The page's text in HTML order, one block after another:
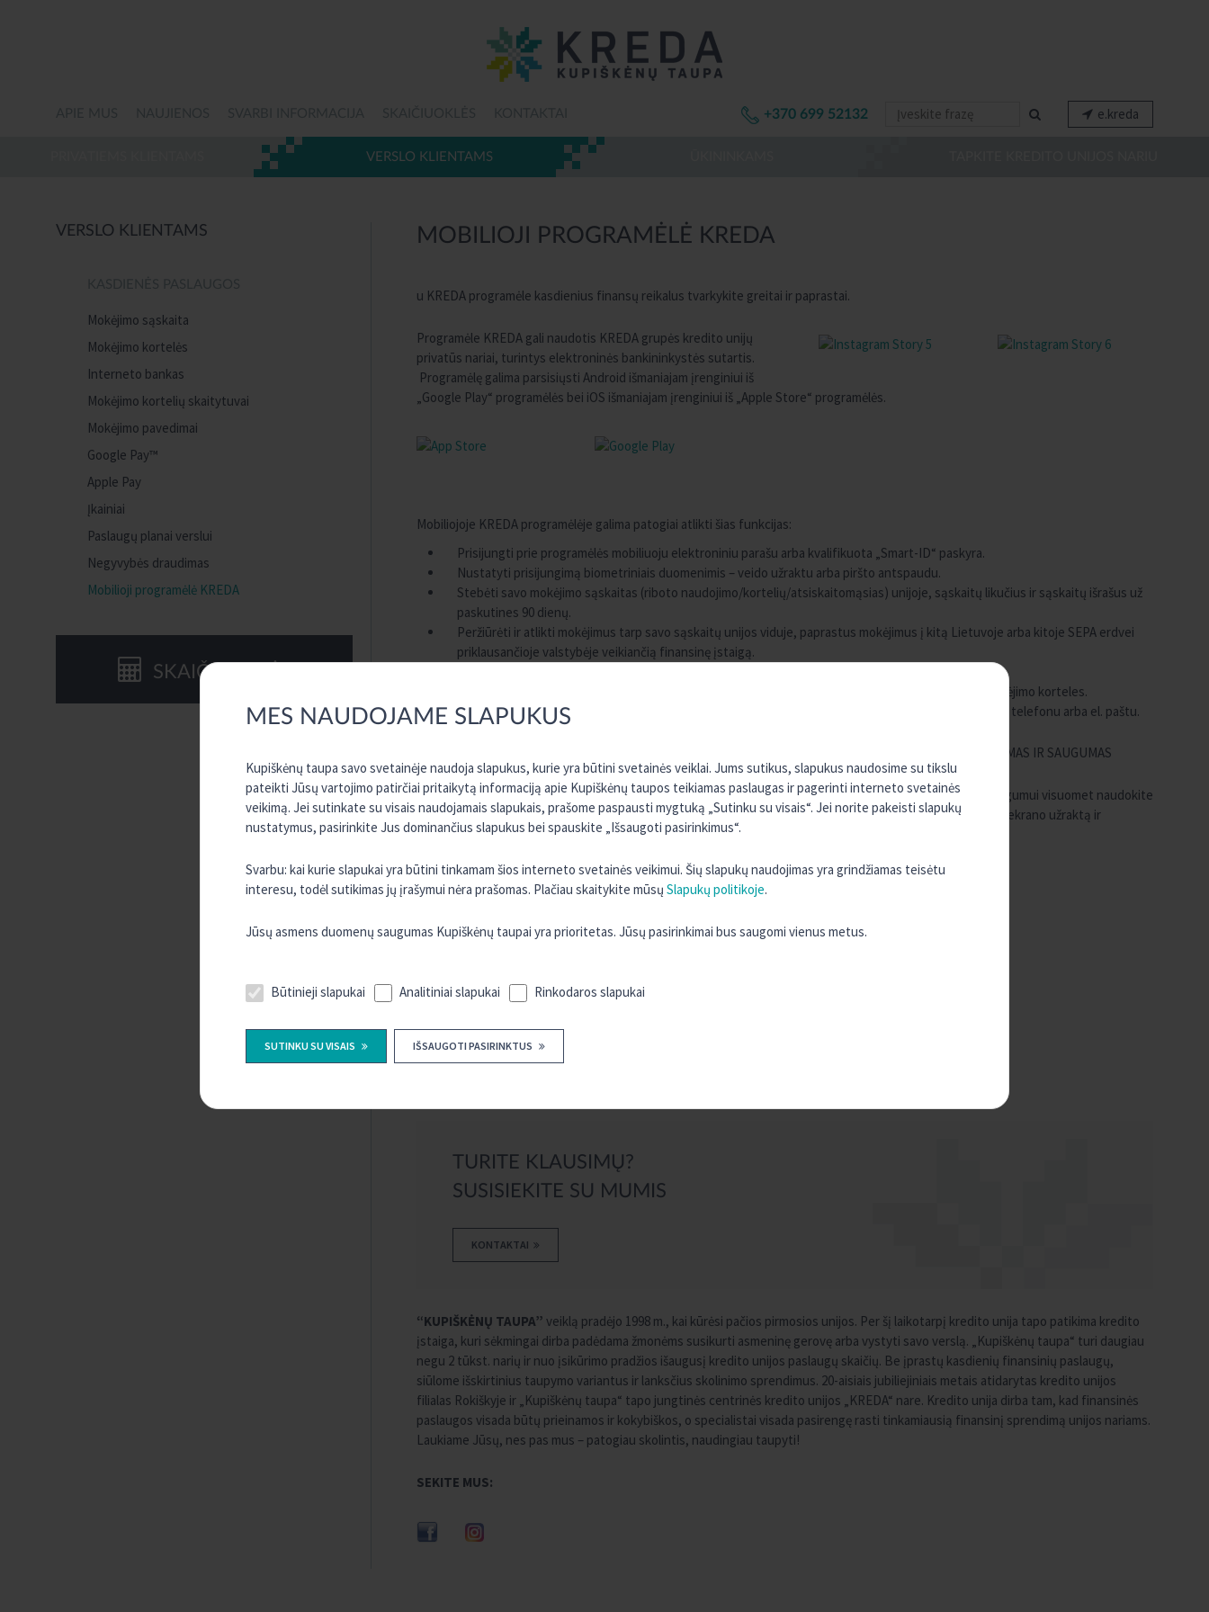
MES NAUDOJAME SLAPUKUS
Kupiškėnų taupa savo svetainėje naudoja slapukus, kurie yra būtini svetainės veiklai. Jums sutikus, slapukus naudosime su tikslu
pateikti Jūsų vartojimo patirčiai pritaikytą informaciją apie Kupiškėnų taupos teikiamas paslaugas ir pagerinti interneto svetainės
veikimą. Jei sutinkate su visais naudojamais slapukais, prašome paspausti mygtuką „Sutinku su visais“. Jei norite pakeisti slapukų
nustatymus, pasirinkite Jus dominančius slapukus bei spauskite „Išsaugoti pasirinkimus“.
Svarbu: kai kurie slapukai yra būtini tinkamam šios interneto svetainės veikimui. Šių slapukų naudojimas yra grindžiamas teisėtu
interesu, todėl sutikimas jų įrašymui nėra prašomas. Plačiau skaitykite mūsų Slapukų politikoje.
Jūsų asmens duomenų saugumas Kupiškėnų taupai yra prioritetas. Jūsų pasirinkimai bus saugomi vienus metus.
Būtinieji slapukai Analitiniai slapukai Rinkodaros slapukai
SUTINKU SU VISAIS IŠSAUGOTI PASIRINKTUS
+370 699 52132 e.kreda
VERSLO KLIENTAMS
MOBILIOJI PROGRAMĖLĖ KREDA
u KREDA programėle kasdienius finansų reikalus tvarkykite greitai ir paprastai.
Programėle KREDA gali naudotis KREDA grupės kredito unijų
privatūs nariai, turintys elektroninės bankininkystės sutartis.
Programėlę galima parsisiųsti Android išmaniajam įrenginiui iš
„Google Play“ programėlės bei iOS išmaniajam įrenginiui iš „Apple Store“ programėlės.
Mobiliojoje KREDA programėlėje galima patogiai atlikti šias funkcijas:
Prisijungti prie programėlės mobiliuoju elektroniniu parašu arba kvalifikuota „Smart-ID“ paskyra.
Nustatyti prisijungimą biometriniais duomenimis – veido užraktu arba piršto antspaudu.
Stebėti savo mokėjimo sąskaitas (riboto naudojimo/kortelių/atsiskaitomąsias) unijoje, sąskaitų likučius ir sąskaitų išrašus už
paskutines 90 dienų.
Peržiūrėti ir atlikti mokėjimus tarp savo sąskaitų unijos viduje, paprastus mokėjimus į kitą Lietuvoje arba kitoje SEPA erdvei
priklausančioje valstybėje veikiančią finansinę įstaigą.
Peržiūrėti ir nustatyti mokėjimo kortelių limitus, nustatyti kortelių funkcionalumus bei blokuoti mokėjimo korteles.
Kilus klausimams dėl programėlės naudojimo, susisiekti su savo unija programėlės dalyje „Kontaktai“ telefonu arba el. paštu.
PRIVATUMAS IR SAUGUMAS
Jūsų saugumui visuomet naudokite
telefono ekrano užraktą ir
nesidalinkite prisijungimo kodais. Savo telefone neišsaugokite kitų asmenų biometrinių duomenų.
ATSILIEPIMAI
TURITE KLAUSIMŲ?
SUSISIEKITE SU MUMIS
KONTAKTAI
“KUPIŠKĖNŲ TAUPA” veiklą pradėjo 1998 m., kai kūrėsi pačios pirmosios unijos. Per šį laikotarpį kredito unija tapo patikima kredito
įstaiga, kuri sėkmingai dirba padėdama žmonėms susikurti asmeninę gerovę arba vystyti savo verslą. „Kupiškėnų taupa“ turi daugiau
negu 2 tūkst. narių ir nuo įsikūrimo pradžios išaugusį kredito unijos paslaugų skaičių. Be įprastų kasdienių finansinių paslaugų,
siūlome išskirtinius taupymo variantus ir lanksčius skolinimo sprendimus. 20-aisiais jubiliejiniais metais atidarytas kredito unijos
filialas Rokiškyje ir „Kupiškėnų taupa“ tapo jungtinės centrinės kredito unijos „KREDA“ nare. Kredito unija dirba tam, kad finansinės
paslaugos visada būtų prieinamos ir kokybiškos, o specialistai visada pasirengę rasti tinkamiausią finansinį sprendimą unijos nariams.
Laukiame Jūsų, nes pas mus – patogiau skolintis, naudingiau taupyti!
SEKITE MUS:
VERSLO KLIENTAMS
Mokėjimo sąskaita
Mokėjimo kortelės
Interneto bankas
Mokėjimo kortelių skaitytuvai
Mokėjimo pavedimai
Google Pay™
Apple Pay
Įkainiai
Paslaugų planai verslui
Negyvybės draudimas
Mobilioji programėlė KREDA
SKAIČIUOKLĖS